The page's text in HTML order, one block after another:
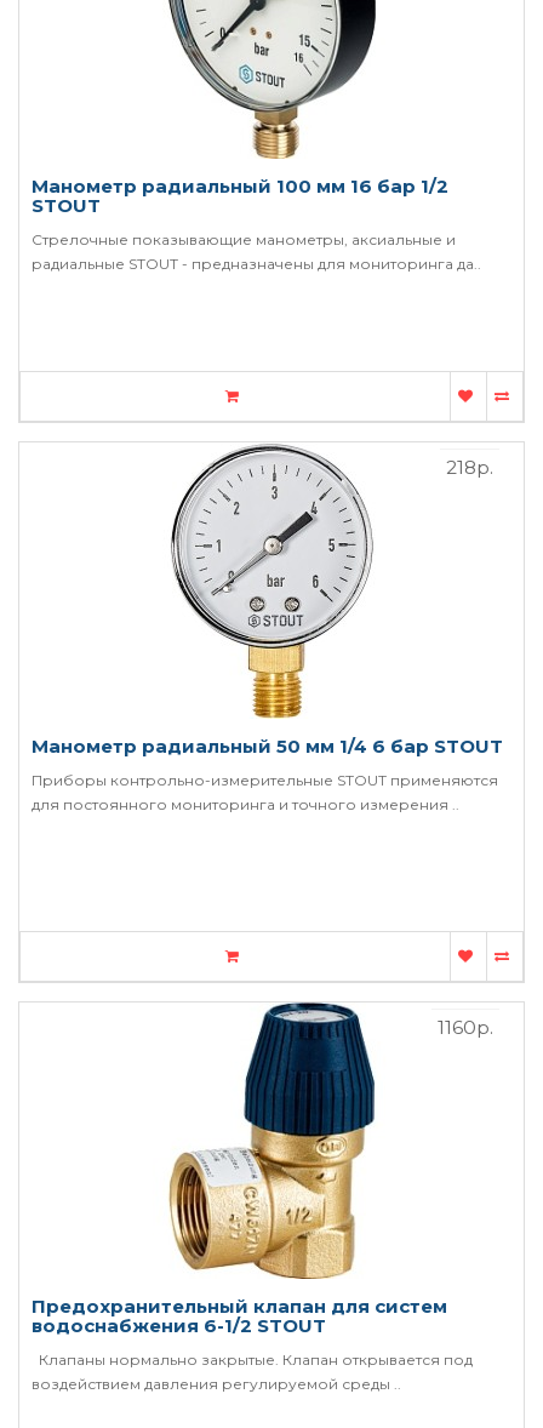
Манометр радиальный 100 мм 16 бар 1/2
STOUT
Стрелочные показывающие манометры, аксиальные и
радиальные STOUT - предназначены для мониторинга да..
Манометр радиальный 50 мм 1/4 6 бар STOUT
Приборы контрольно-измерительные STOUT применяются
для постоянного мониторинга и точного измерения ..
218р.
Предохранительный клапан для систем
водоснабжения 6-1/2 STOUT
Клапаны нормально закрытые. Клапан открывается под
воздействием давления регулируемой среды ..
1160р.